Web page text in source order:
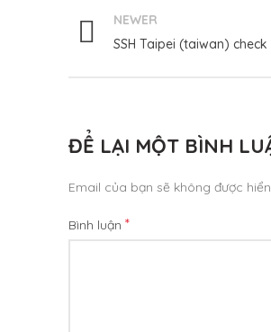
NEWER
SSH Taipei (taiwan)
ĐỂ LẠI MỘT BÌNH
Email của bạn sẽ không được
Bình luận *